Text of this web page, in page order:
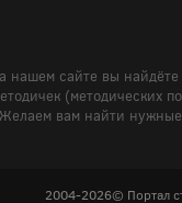
нашем сайте вы
(методических
вам найти
2004-2026© Портал